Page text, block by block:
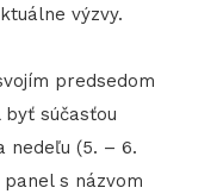
výzvy.
predsedom
byť súčasťou
nedeľu (5. – 6.
s názvom